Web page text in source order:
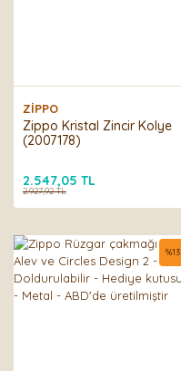
ZİPPO
Zippo Kristal Zincir Kolye
(2007178)
2.547,05 TL
2.927,92 TL
%13